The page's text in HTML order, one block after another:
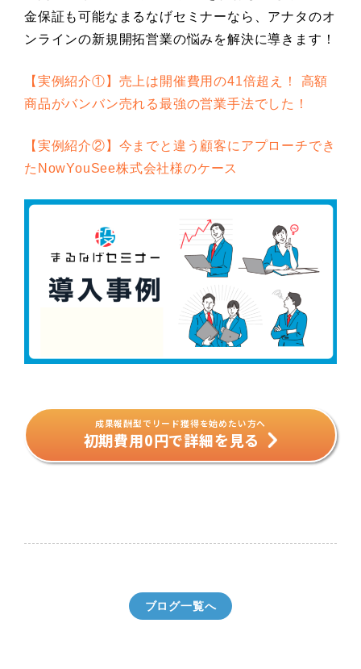
金保証も可能なまるなげセミナーなら、アナタのオ
ンラインの新規開拓営業の悩みを解決に導きます！
【実例紹介①】売上は開催費用の41倍超え！ 高額
商品がバンバン売れる最強の営業手法でした！
【実例紹介②】今までと違う顧客にアプローチでき
たNowYouSee株式会社様のケース
成果報酬型でリード獲得を始めたい方へ
初期費用0円で詳細を見る
ブログ一覧へ